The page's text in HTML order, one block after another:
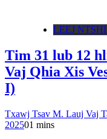
LEEJ
Tim 31 lub 12
Vaj Qhia Xis
I)
Txawj Tsav M. Lauj Vaj
202501 mins